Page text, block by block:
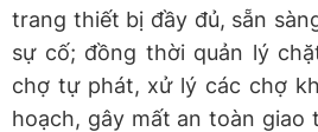
trang thiết bị đầy đủ, sẵn
sự cố; đồng thời quản lý
chợ tự phát, xử lý các chợ
hoạch, gây mất an toàn giao